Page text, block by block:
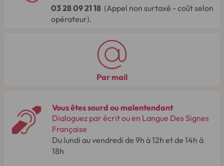
03 28 09 21 18 (Appel non surtaxé - coût selon
opérateur).
Par mail
Vous êtes sourd ou malentendant
Dialoguez par écrit ou en Langue Des Signes
Française
Du lundi au vendredi de 9h à 12h et de 14h à
18h